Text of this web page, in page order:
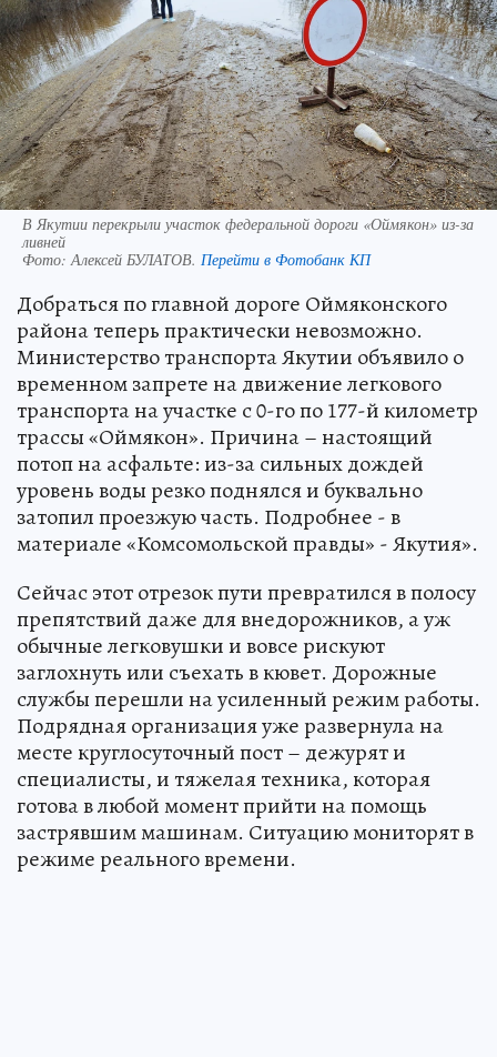
В Якутии перекрыли участок федеральной дороги «Оймякон» из-за
ливней
Фото:Алексей БУЛАТОВ. Перейти в Фотобанк КП
Добраться по главной дороге Оймяконского
района теперь практически невозможно.
Министерство транспорта Якутии объявило о
временном запрете на движение легкового
транспорта на участке с 0-го по 177-й километр
трассы «Оймякон». Причина – настоящий
потоп на асфальте: из-за сильных дождей
уровень воды резко поднялся и буквально
затопил проезжую часть. Подробнее - в
материале «Комсомольской правды» - Якутия».
Сейчас этот отрезок пути превратился в полосу
препятствий даже для внедорожников, а уж
обычные легковушки и вовсе рискуют
заглохнуть или съехать в кювет. Дорожные
службы перешли на усиленный режим работы.
Подрядная организация уже развернула на
месте круглосуточный пост – дежурят и
специалисты, и тяжелая техника, которая
готова в любой момент прийти на помощь
застрявшим машинам. Ситуацию мониторят в
режиме реального времени.